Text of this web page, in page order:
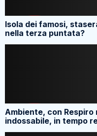
Isola dei famosi,
nella terza puntata?
Ambiente, con
indossabile, in tempo